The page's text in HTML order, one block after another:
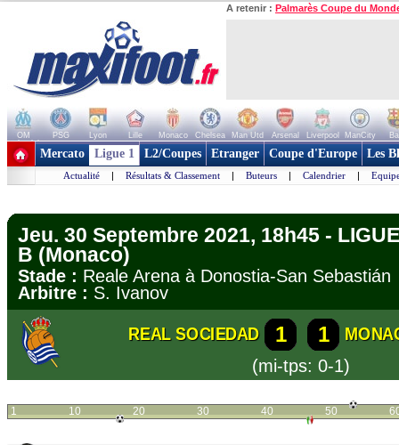
A retenir : Palmarès Coupe du
OM PSG Lyon Lille Monaco Chelsea Man Utd Arsenal Liverpool ManCity
+ de clubs
Mercato Ligue 1 L2/Coupes Etranger Coupe d'Europe Les
Actualité | Résultats & Classement | Buteurs | Calendrier |
Jeu. 30 Septembre 2021, 18h45 -
B (Monaco)
Stade : Reale Arena à Donostia-San
Arbitre : S. Ivanov
REAL SOCIEDAD 1 1
(mi-tps: 0-1)
1 10 20 30 40 50